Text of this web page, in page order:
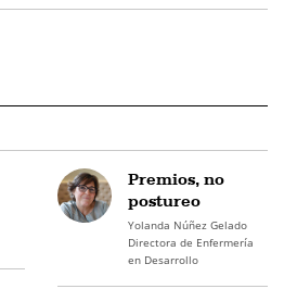
Premios, no
postureo
Yolanda Núñez Gelado
Directora de Enfermería
en Desarrollo